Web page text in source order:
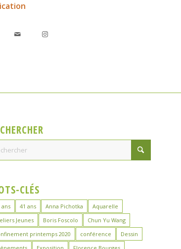
CLÉS
ans 41 ans Anna Pichotka
Aquarelle
Jeunes
Boris Foscolo
Chun Yu Wang
printemps 2020
conférence
Dessin